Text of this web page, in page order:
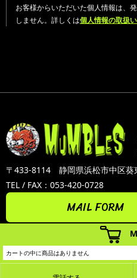
カートの中に商品はありません
お客様からいただいた個人情報は、
しません。詳しくは個人情報の取扱
〒433-8114 静岡県浜松市中区葵
TEL / FAX：053-420-0728
MAIL FORM